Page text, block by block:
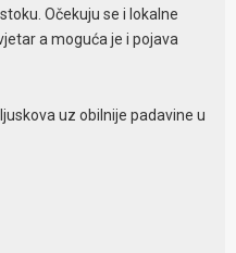
Očekuju se i lokalne
a moguća je i pojava
uz obilnije padavine u